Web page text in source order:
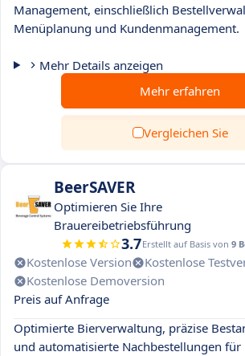
Management, einschließlich
Menüplanung und Kundenmanagement.
Mehr Details anzeigen
Mehr erfahren
Vergleichen Sie
BeerSAVER
Optimieren Sie Ihre
Brauereibetriebsführung
3.7Erstellt auf Basis von 9
Kostenlose Version
Kostenlose
Kostenlose Demoversion
Preis auf Anfrage
Optimierte Bierverwaltung, präzise
und automatisierte Nachbestellungen für